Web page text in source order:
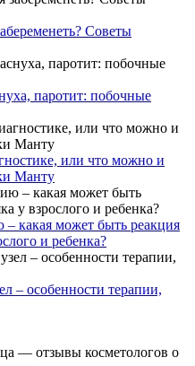
Советы
паротит: побочные
или что можно и
Манту
какая может быть реакция
и ребенка?
– особенности терапии,